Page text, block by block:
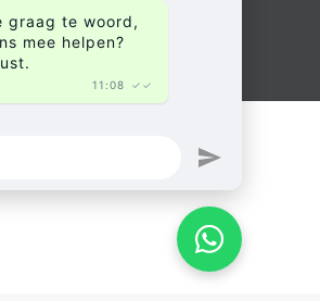
graag te woord,
mee helpen?
11:08 ✓✓